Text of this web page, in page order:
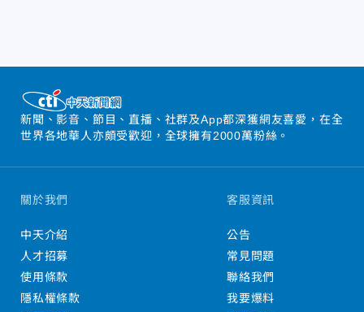
新聞、影音、節目、直播、社群及App都深獲網友喜愛，在全
世界各地華人亦頗受歡迎，全球擁有2000萬粉絲。
關於我們
中天介紹
人才招募
使用條款
隱私權條款
客服資訊
公告
常見問題
聯絡我們
我要爆料